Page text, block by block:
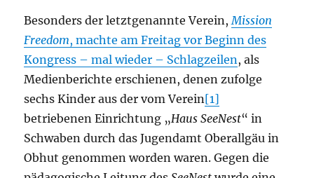
Besonders der letztgenannte Verein,Mission
Freedom, machte am Freitag vor Beginn des
Kongress – mal wieder – Schlagzeilen, als
Medienberichte erschienen, denen zufolge
sechs Kinder aus der vom Verein[1]
betriebenen Einrichtung „Haus SeeNest“ in
Schwaben durch das Jugendamt Oberallgäu in
Obhut genommen worden waren. Gegen die